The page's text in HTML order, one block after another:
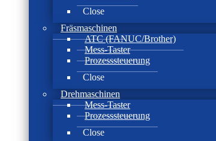
Close
Fräsmaschinen
ATC (FANUC/Brother)
Mess-Taster
Prozesssteuerung
Close
Drehmaschinen
Mess-Taster
Prozesssteuerung
Close